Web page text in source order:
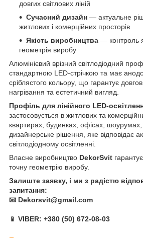
довгих світлових ліній
Сучасний дизайн — актуальне
житлових і комерційних просторів
Якість виробництва — контроль
геометрія виробу
Алюмінієвий врізний світлодіодний
стандартною LED-стрічкою та має
сріблястого кольору, що гарантує
нагрівання та естетичний вигляд.
Профіль для лінійного LED-
застосовується в житлових та
квартирах, будинках, офісах,
дизайнерське рішення, яке відповідає
світлодіодному освітленні.
Власне виробництво DekorSvit
точну геометрію виробу.
Залиште заявку, і ми з радістю
запитання:
📧 Dekorsvit@gmail.com
📱 VIBER: +380 (50) 672-08-03